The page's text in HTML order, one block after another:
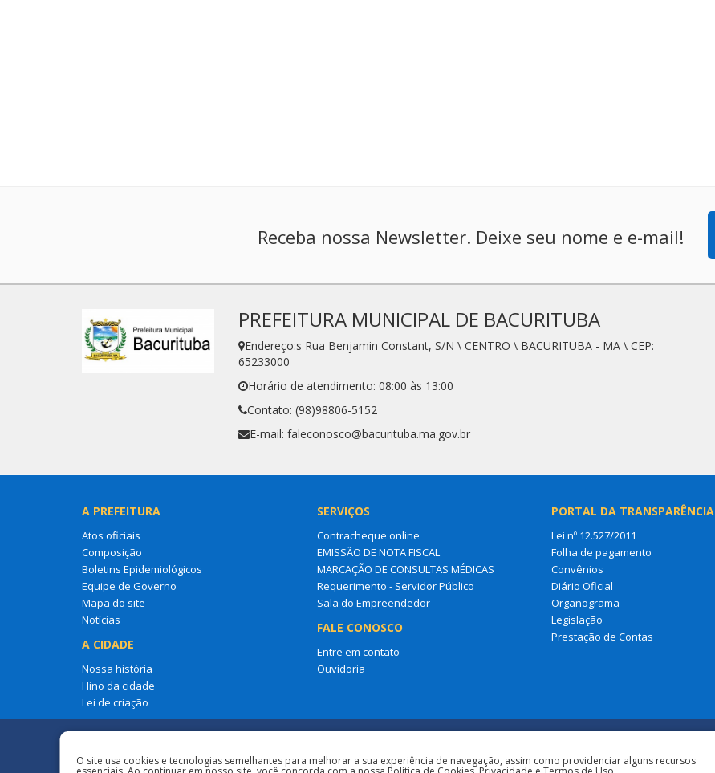
Receba nossa Newsletter. Deixe seu nome e e-mail!
PREFEITURA MUNICIPAL DE BACURITUBA
Endereço:s Rua Benjamin Constant, S/N \ CENTRO \ BACURITUBA - MA \ CEP:
65233000
Horário de atendimento: 08:00 às 13:00
Contato: (98)98806-5152
E-mail: faleconosco@bacurituba.ma.gov.br
A PREFEITURA
Atos oficiais
Composição
Boletins Epidemiológicos
Equipe de Governo
Mapa do site
Notícias
A CIDADE
Nossa história
Hino da cidade
Lei de criação
SERVIÇOS
Contracheque online
EMISSÃO DE NOTA FISCAL
MARCAÇÃO DE CONSULTAS MÉDICAS
Requerimento - Servidor Público
Sala do Empreendedor
FALE CONOSCO
Entre em contato
Ouvidoria
PORTAL DA TRANSPARÊNCIA
Lei nº 12.527/2011
Folha de pagamento
Convênios
Diário Oficial
Organograma
Legislação
Prestação de Contas
Redes Sociais
O site usa cookies e tecnologias semelhantes para melhorar a sua experiência de navegação, assim como providenciar alguns recursos